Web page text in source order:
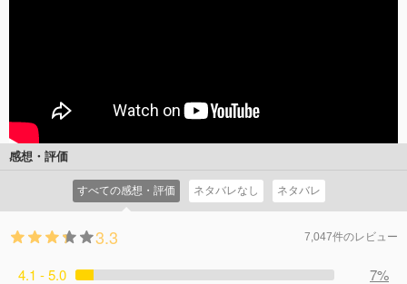
感想・評価
すべての感想・評価 ネタバレなし ネタバレ
3.3 7,047件のレビュー
4.1 - 5.0
7%